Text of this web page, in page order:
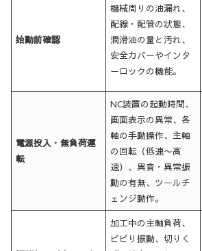
始動前確認
機械周りの油漏れ、
配線・配管の状態、
潤滑油の量と汚れ、
安全カバーやインタ
ーロックの機能。
電源投入・無負荷運
転
NC装置の起動時間、
画面表示の異常、各
軸の手動操作、主軸
の回転（低速〜高
速）、異音・異常振
動の有無、ツールチ
ェンジ動作。
加工中の主軸負荷、
ビビり振動、切りく